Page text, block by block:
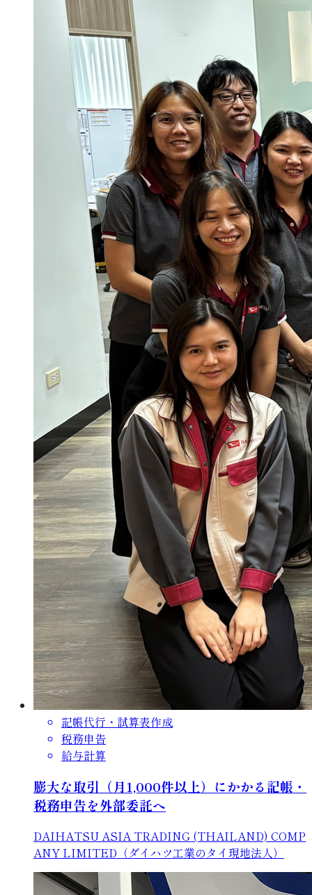
記帳代行・試算表作成
税務申告
給与計算
膨大な取引（月1,000件以上）にかかる記帳・
税務申告を外部委託へ
DAIHATSU ASIA TRADING (THAILAND) COMP
ANY LIMITED（ダイハツ工業のタイ現地法人）